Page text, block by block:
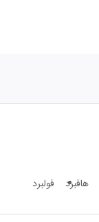
هافبرد فولبرد